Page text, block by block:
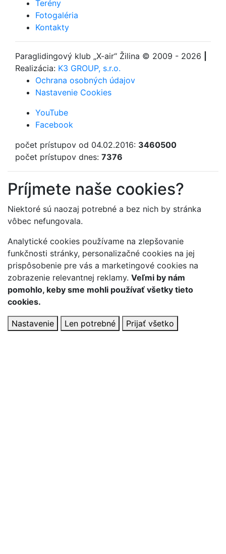
Terény
Fotogaléria
Kontakty
Paraglidingový klub „X-air“ Žilina © 2009 - 2026
Realizácia: K3 GROUP, s.r.o.
Ochrana osobných údajov
Nastavenie Cookies
YouTube
Facebook
počet prístupov od 04.02.2016: 3460500
počet prístupov dnes: 7376
Príjmete naše cookies?
Niektoré sú naozaj potrebné a bez nich by stránka
vôbec nefungovala.
Analytické cookies používame na zlepšovanie
funkčnosti stránky, personalizačné cookies na jej
prispôsobenie pre vás a marketingové cookies na
zobrazenie relevantnej reklamy. Veľmi by nám
pomohlo, keby sme mohli používať všetky tieto
cookies.
Nastavenie Len potrebné Prijať všetko